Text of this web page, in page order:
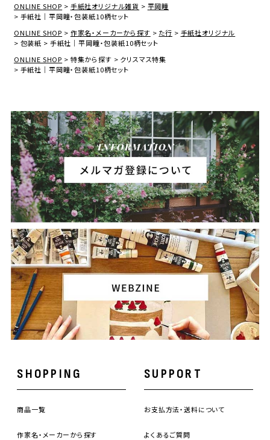
ONLINE SHOP
手紙社オリジナル雑貨
平岡瞳
手紙社｜平岡瞳・包装紙10柄セット
ONLINE SHOP
作家名・メーカーから探す た行
手紙社オリジナル
包装紙
手紙社｜平岡瞳・包装紙10柄セット
ONLINE SHOP
特集から探す
クリスマス特集
手紙社｜平岡瞳・包装紙10柄セット
SHOPPING
商品一覧
作家名・メーカーから探す
SUPPORT
お支払方法・送料について
よくあるご質問